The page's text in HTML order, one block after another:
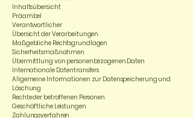
Inhaltsübersicht
Präambel
Verantwortlicher
Übersicht der Verarbeitungen
Maßgebliche Rechtsgrundlagen
Sicherheitsmaßnahmen
Übermittlung von personenbezogenen Daten
Internationale Datentransfers
Allgemeine Informationen zur Datenspeicherung und
Löschung
Rechte der betroffenen Personen
Geschäftliche Leistungen
Zahlungsverfahren